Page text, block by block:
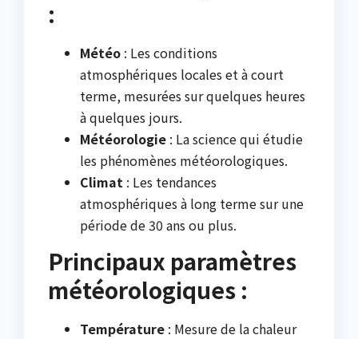
:
Météo : Les conditions
atmosphériques locales et à court
terme, mesurées sur quelques heures
à quelques jours.
Météorologie : La science qui étudie
les phénomènes météorologiques.
Climat : Les tendances
atmosphériques à long terme sur une
période de 30 ans ou plus.
Principaux paramètres
météorologiques :
Température : Mesure de la chaleur